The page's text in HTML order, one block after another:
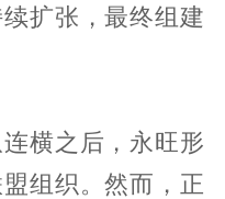
扩张，最终组建
横之后，永旺形
组织。然而，正